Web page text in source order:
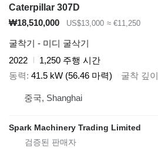
Caterpillar 307D
₩18,510,000
US$13,000 ≈ €11,250
굴착기 - 미디 굴삭기
2022
1,250 주행 시간
동력 41.5 kW (56.46 마력) 굴착 깊이
중국, Shanghai
Spark Machinery Trading Limited